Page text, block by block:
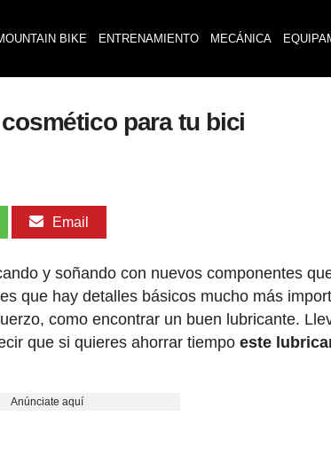
BIKE ENTRENAMIENTO MECÁNICA
para tu bici
Email
y soñando con nuevos componentes
que hay detalles básicos mucho más
como encontrar un buen lubricante.
que si quieres ahorrar tiempoeste
Anúnciate aquí